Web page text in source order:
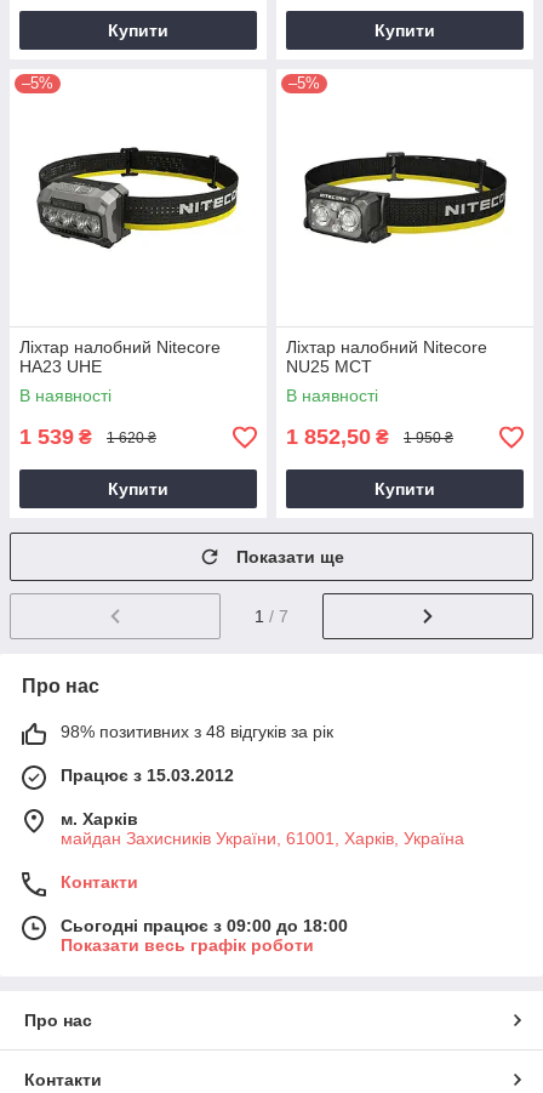
Купити Купити
–5%
Ліхтар налобний Nitecore
HA23 UHE
В наявності
1 539 ₴ 1 620 ₴
Купити
–5%
Ліхтар налобний Nitecore
NU25 MCT
В наявності
1 852,50 ₴ 1 950 ₴
Купити
Показати ще
1 / 7
Про нас
98% позитивних з 48 відгуків за рік
Працює з 15.03.2012
м. Харків
майдан Захисників України, 61001, Харків, Україна
Контакти
Сьогодні працює з 09:00 до 18:00
Показати весь графік роботи
Про нас
Контакти